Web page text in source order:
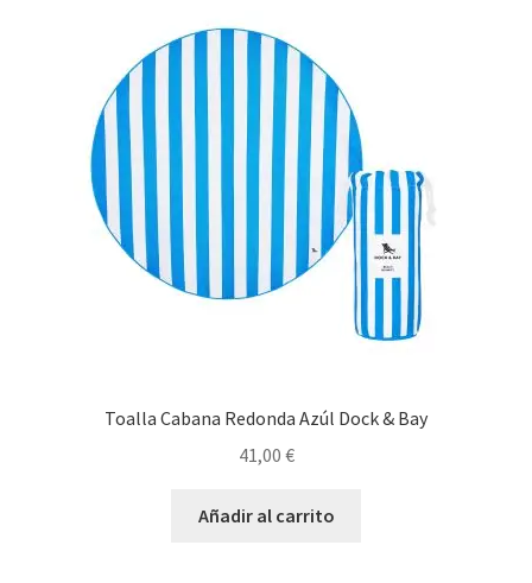
Toalla Cabana Redonda Azúl Dock & Bay
41,00 €
Añadir al carrito